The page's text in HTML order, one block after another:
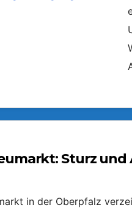
Sturz
in der Oberpfalz